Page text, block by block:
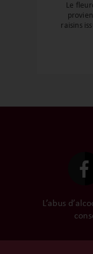
Le
raisins
L’abus